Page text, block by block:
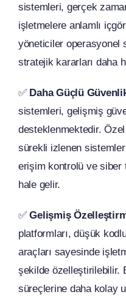
sistemleri, gerçek
işletmelere anlamlı
yöneticiler operasyonel
stratejik kararları daha
✅ Daha Güçlü Güvenlik
sistemleri, gelişmiş
desteklenmektedir.
sürekli izlenen
erişim kontrolü ve siber
hale gelir.
✅Gelişmiş
platformları, düşük
araçları sayesinde
şekilde özelleştirilebilir.
süreçlerine daha kolay